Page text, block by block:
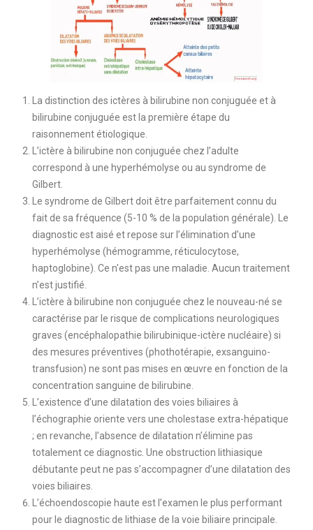
La distinction des ictères à bilirubine non conjuguée et à
bilirubine conjuguée est la première étape du
raisonnement étiologique.
L’ictère à bilirubine non conjuguée chez l’adulte
correspond à une hyperhémolyse ou au syndrome de
Gilbert.
Le syndrome de Gilbert doit être parfaitement connu du
fait de sa fréquence (5-10 % de la population générale). Le
diagnostic est aisé et repose sur l’élimination d’une
hyperhémolyse (hémogramme, réticulocytose,
haptoglobine). Ce n'est pas une maladie. Aucun traitement
n’est justifié.
L’ictère à bilirubine non conjuguée chez le nouveau-né se
caractérise par le risque de complications neurologiques
graves (encéphalopathie bilirubinique-ictère nucléaire) si
des mesures préventives (phothotérapie, exsanguino-
transfusion) ne sont pas mises en œuvre en fonction de la
concentration sanguine de bilirubine.
L’existence d’une dilatation des voies biliaires à
l’échographie oriente vers une cholestase extra-hépatique
; en revanche, l’absence de dilatation n’élimine pas
totalement ce diagnostic. Une obstruction lithiasique
débutante peut ne pas s’accompagner d’une dilatation des
voies biliaires.
L’échoendoscopie haute est l’examen le plus performant
pour le diagnostic de lithiase de la voie biliaire principale.